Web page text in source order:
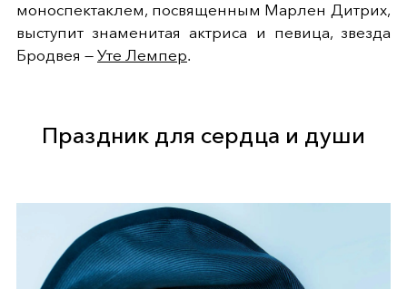
моноспектаклем, посвященным Марлен Дитрих,
выступит знаменитая актриса и певица, звезда
Бродвея — Уте Лемпер.
Праздник для сердца и души